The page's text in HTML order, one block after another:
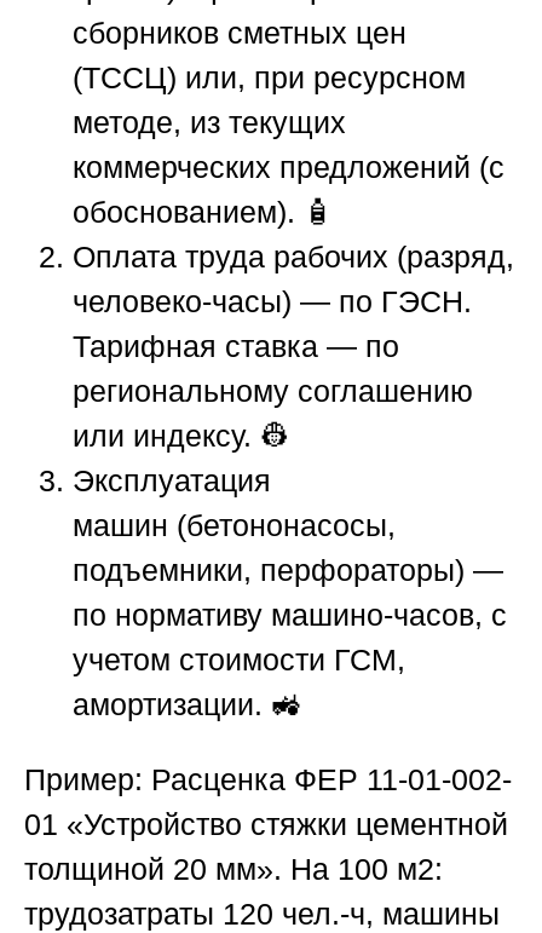
сборников сметных цен
(ТССЦ) или, при ресурсном
методе, из текущих
коммерческих предложений (с
обоснованием). 🧴
Оплата труда рабочих (разряд,
человеко-часы) — по ГЭСН.
Тарифная ставка — по
региональному соглашению
или индексу. 👷
Эксплуатация
машин (бетононасосы,
подъемники, перфораторы) —
по нормативу машино-часов, с
учетом стоимости ГСМ,
амортизации. 🚜
Пример: Расценка ФЕР 11-01-002-
01 «Устройство стяжки цементной
толщиной 20 мм». На 100 м2:
трудозатраты 120 чел.-ч, машины